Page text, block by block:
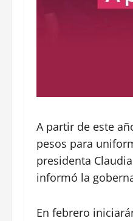
A partir de este
pesos para
presidenta
informó la
En febrero